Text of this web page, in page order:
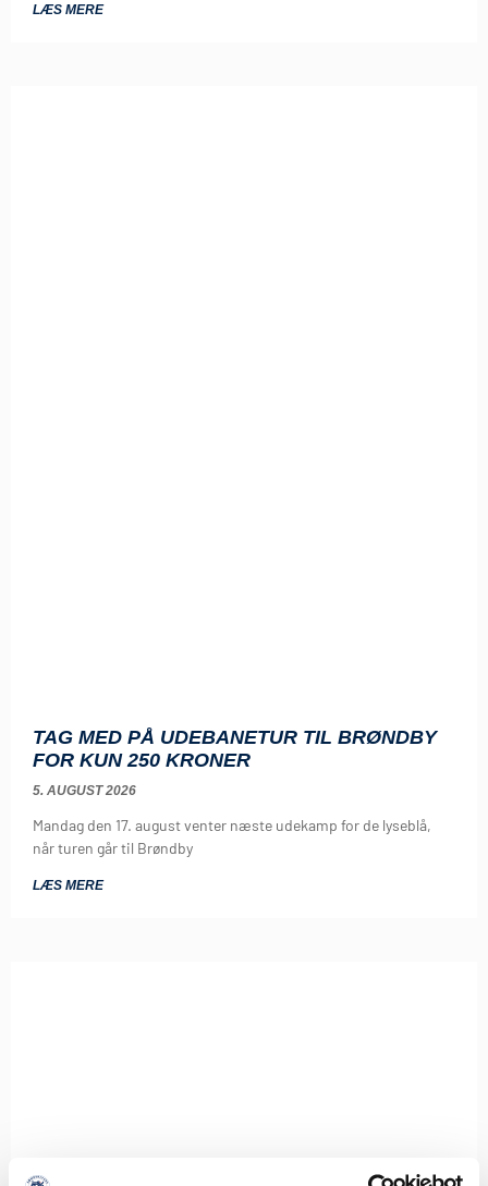
LÆS MERE
TAG MED PÅ UDEBANETUR TIL BRØNDBY
FOR KUN 250 KRONER
5. AUGUST 2026
Mandag den 17. august venter næste udekamp for de lyseblå,
når turen går til Brøndby
LÆS MERE